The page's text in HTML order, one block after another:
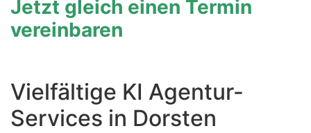
Jetzt gleich einen Termin
vereinbaren
Vielfältige KI Agentur-
Services in Dorsten